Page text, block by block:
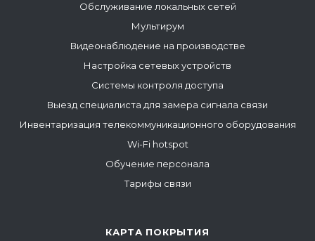
Обслуживание локальных сетей
Мультирум
Видеонаблюдение на производстве
Настройка сетевых устройств
Системы контроля доступа
Выезд специалиста для замера сигнала связи
Инвентаризация телекоммуникационного оборудования
Wi-Fi hotspot
Обучение персонала
Тарифы связи
КАРТА ПОКРЫТИЯ